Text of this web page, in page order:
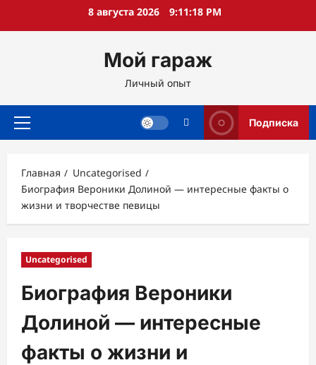
8 августа 2026 9:11:19 PM
Мой гараж
Личный опыт
Основное
Подписка
Главная
Uncategorised
Биография Вероники Долиной — интересные факты о
жизни и творчестве певицы
Uncategorised
Биография Вероники
Долиной — интересные
факты о жизни и